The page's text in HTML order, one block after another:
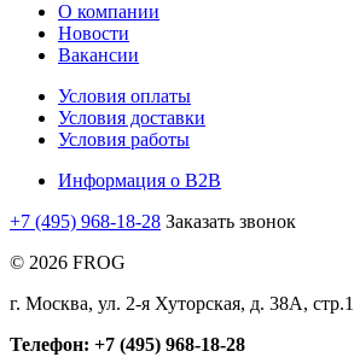
О компании
Новости
Вакансии
Условия оплаты
Условия доставки
Условия работы
Информация о B2B
+7 (495) 968-18-28 Заказать звонок
© 2026 FROG
г. Москва, ул. 2-я Хуторская, д. 38А,
Телефон: +7 (495) 968-18-28